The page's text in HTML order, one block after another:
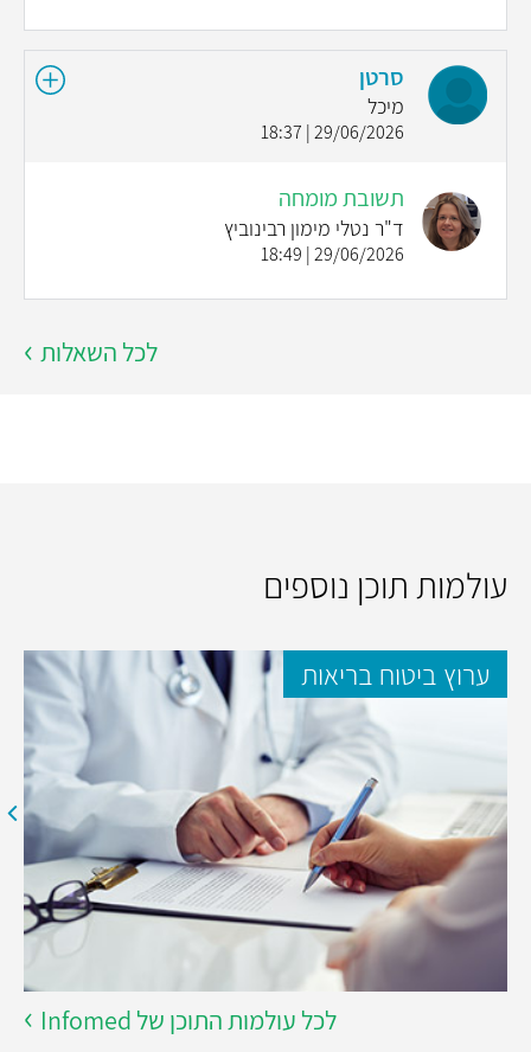
סרטן
מיכל
29/06/2026 | 18:37
תשובת מומחה
ד"ר נטלי מימון רבינוביץ
29/06/2026 | 18:49
לכל השאלות
עולמות תוכן נוספים
ערוץ ביטוח בריאות
לכל עולמות התוכן של Infomed